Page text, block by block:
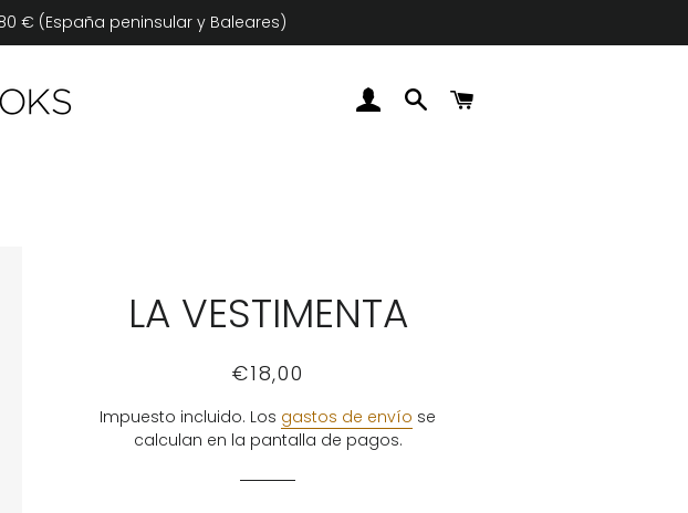
A 80 € (España peninsular y Baleares)
INICIAR SESIÓN
BUSCAR
LA VESTIMENTA
Precio
Precio
venta
€18,00
Impuesto incluido. Los gastos de envío se
calculan en la pantalla de pagos.